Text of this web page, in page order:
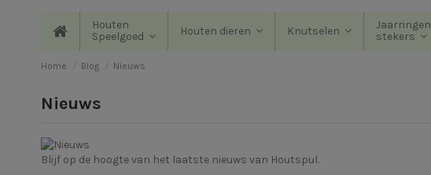
Houten
Speelgoed
Houten dieren Knutselen
Jaarringen
stekers
Home Blog Nieuws
Nieuws
Blijf op de hoogte van het laatste nieuws van Houtspul.